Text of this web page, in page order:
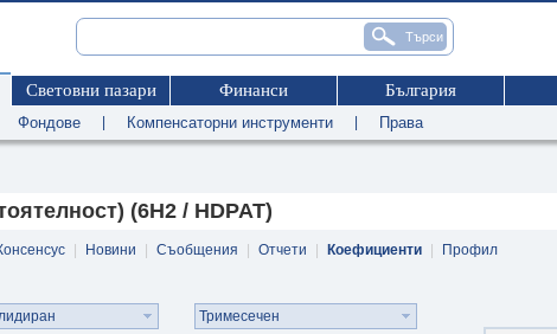
Световни пазари Финанси България
Фондове Компенсаторни инструменти Права
(6H2 / HDPAT)
Новини Съобщения Отчети Коефициенти
Профил
Тримесечен